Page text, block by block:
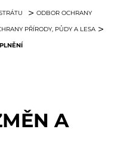
ODBOR OCHRANY
PŘÍRODY, PŮDY A LESA
A